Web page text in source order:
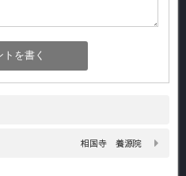
相国寺 養源院